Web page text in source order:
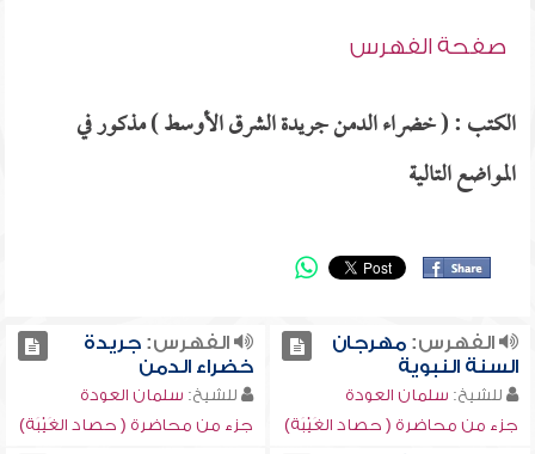
صفحة الفهرس
الكتب : ( خضراء الدمن جريدة الشرق الأوسط ) مذكور في
المواضع التالية
الفهرس:مهرجان
السنة النبوية
للشيخ: سلمان العودة
جزء من محاضرة ( حصاد الغَيْبَة)
الفهرس:جريدة
خضراء الدمن
للشيخ: سلمان العودة
جزء من محاضرة ( حصاد الغَيْبَة)